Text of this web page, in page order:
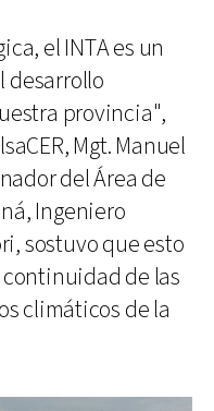
el INTA es un
desarrollo
provincia",
Mgt. Manuel
del Área de
Ingeniero
sostuvo que esto
de las
climáticos de la